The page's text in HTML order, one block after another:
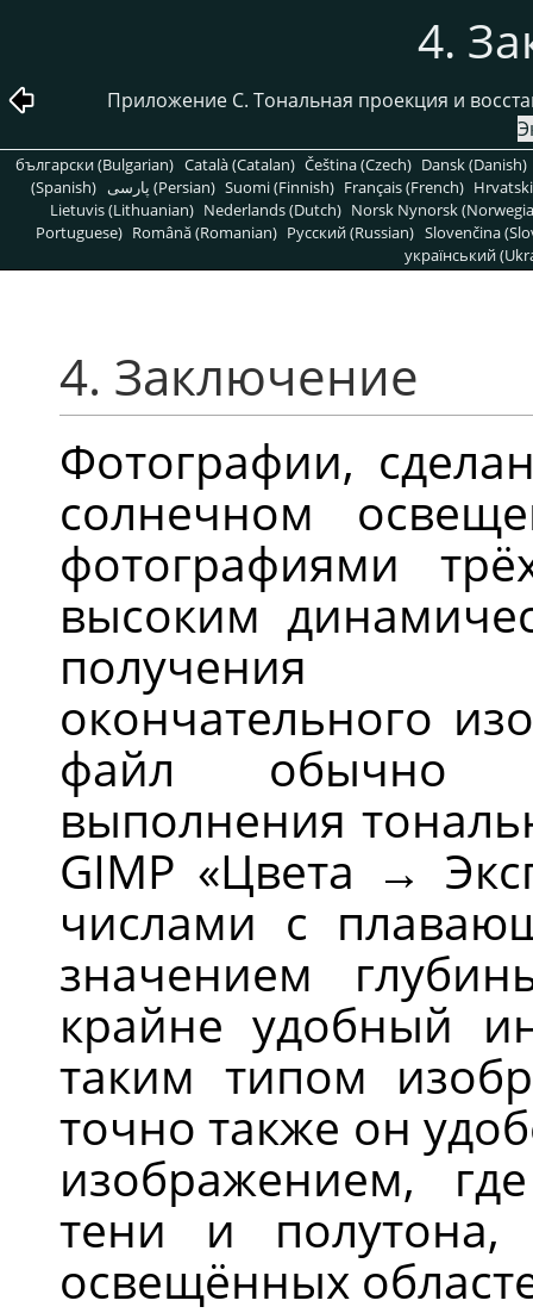
4.
Приложение C. Тональная проекция и
български (Bulgarian) Català (Catalan) Čeština (Czech) Dansk (Danish)
(Spanish)
پارسی (Persian) Suomi (Finnish) Français (French)
Lietuvis (Lithuanian) Nederlands (Dutch) Norsk Nynorsk
Portuguese) Română (Romanian) Pусский (Russian) Slovenčina
український
4. Заключение
Фотографии,
солнечном
фотографиями
высоким
получения
окончательного
файл обычно
выполнения
GIMP «Цвета →
числами с
значением
крайне удобный
таким типом
точно также он
изображением,
тени и полутона,
освещённых